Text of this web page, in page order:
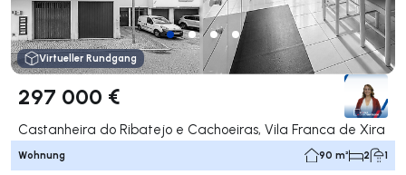
Virtueller Rundgang
297 000 €
Castanheira do Ribatejo e Cachoeiras, Vila Franca de Xira
Wohnung 90 m² 2 1